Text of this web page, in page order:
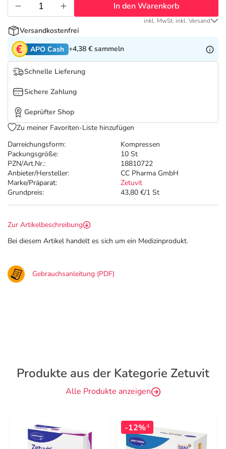
Tierapotheke
Vitamine & Mineralstoffe
Marken
Salus Deals
Darreichungsform:
Kompressen
Packungsgröße:
10 St
PZN/Art.Nr.:
18810722
Anbieter/Hersteller:
CC Pharma GmbH
Marke/Präparat:
Zetuvit
Grundpreis:
43,80 €/1 St
In den Warenkorb
inkl. MwSt. inkl. Versand
Versandkostenfrei
APO Cash +4,38 € sammeln
Schnelle Lieferung
Sichere Zahlung
Geprüfter Shop
Zu meiner Favoriten-Liste hinzufügen
Zur Artikelbeschreibung
Bei diesem Artikel handelt es sich um ein Medizinprodukt.
Gebrauchsanleitung (PDF)
Produkte aus der Kategorie Zetuvit
Alle Produkte anzeigen
-12%4